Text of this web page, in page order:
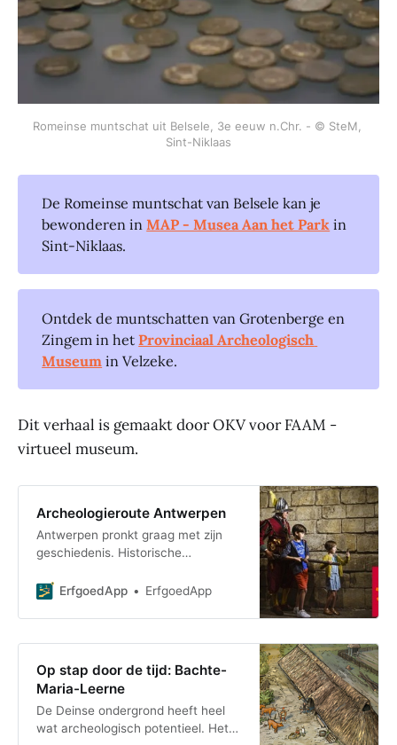
Romeinse muntschat uit Belsele, 3e eeuw n.Chr. - © SteM,
Sint-Niklaas
De Romeinse muntschat van Belsele kan je
bewonderen inMAP - Musea Aan het Park in
Sint-Niklaas.
Ontdek de muntschatten van Grotenberge en
Zingem in hetProvinciaal Archeologisch
Museum in Velzeke.
Dit verhaal is gemaakt door OKV voor FAAM -
virtueel museum.
Archeologieroute Antwerpen
Antwerpen pronkt graag met zijn
geschiedenis. Historische
stadsbeeld. Denk maar aan de
ErfgoedApp ErfgoedApp
Op stap door de tijd: Bachte-
Maria-Leerne
De Deinse ondergrond heeft heel
wat archeologisch potentieel. Het